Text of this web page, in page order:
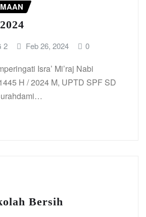
2 Feb 26, 2024 0
Isra’ Mi’raj Nabi
H / 2024 M, UPTD SPF SD
Bersih